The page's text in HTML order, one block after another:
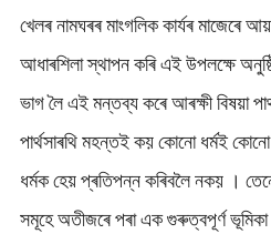
খেলৰ নামঘৰৰ মাংগলিক কাৰ্যৰ মাজেৰে
আধাৰশিলা স্থাপন কৰি এই উপলক্ষে
ভাগ লৈ এই মন্তব্য কৰে আৰক্ষী বিষয়া
পাৰ্থসাৰথি মহন্তই কয় কোনো ধৰ্মই
ধৰ্মক হেয় প্ৰতিপন্ন কৰিবলৈ নকয় ।
সমূহে অতীজৰে পৰা এক গুৰুত্বপূৰ্ণ